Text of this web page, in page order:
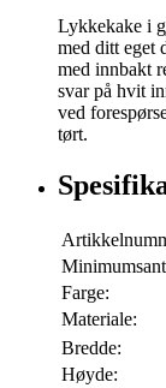
Lykkekake i
med ditt eget
med innbakt
svar på hvit
ved
tørt.
Farge:
Materiale:
Bredde:
Høyde: